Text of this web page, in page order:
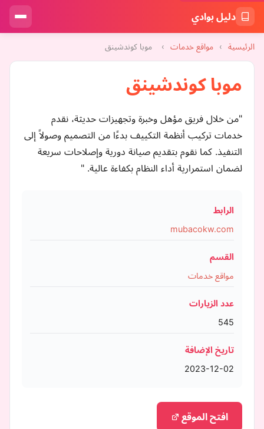
دليل بوادي
الرئيسية › مواقع خدمات › موبا كوندشينق
موبا كوندشينق
"من خلال فريق مؤهل وخبرة وتجهيزات حديثة، نقدم
خدمات تركيب أنظمة التكييف بدءًا من التصميم وصولاً إلى
التنفيذ. كما نقوم بتقديم صيانة دورية وإصلاحات سريعة
لضمان استمرارية أداء النظام بكفاءة عالية. "
الرابط
mubacokw.com
القسم
مواقع خدمات
عدد الزيارات
545
تاريخ الإضافة
2023-12-02
افتح الموقع